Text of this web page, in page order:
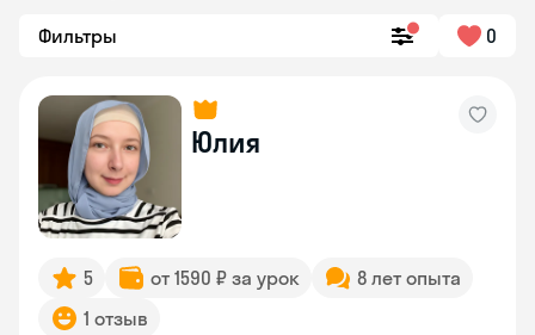
Фильтры 0
Юлия
5 от 1590 ₽ за урок
8 лет опыта
1 отзыв
Skyeng Chat